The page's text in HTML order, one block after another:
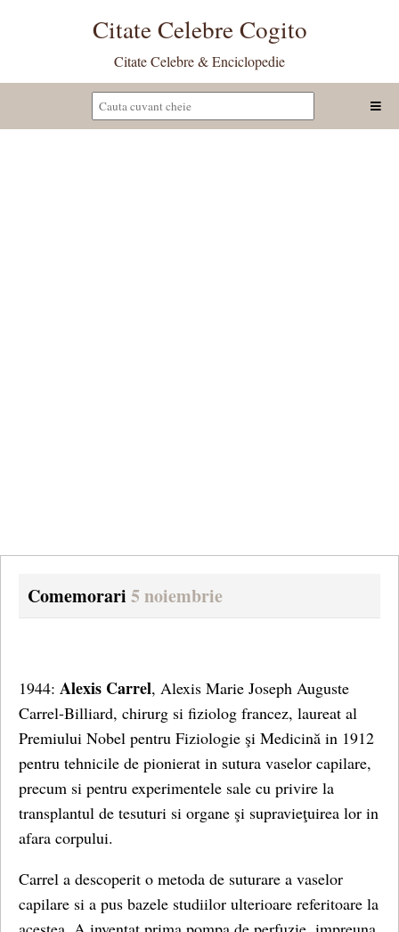
Citate Celebre Cogito
Citate Celebre & Enciclopedie
Comemorari 5 noiembrie
1944: Alexis Carrel, Alexis Marie Joseph Auguste
Carrel-Billiard, chirurg si fiziolog francez, laureat al
Premiului Nobel pentru Fiziologie şi Medicină in 1912
pentru tehnicile de pionierat in sutura vaselor capilare,
precum si pentru experimentele sale cu privire la
transplantul de tesuturi si organe şi supravieţuirea lor in
afara corpului.
Carrel a descoperit o metoda de suturare a vaselor
capilare si a pus bazele studiilor ulterioare referitoare la